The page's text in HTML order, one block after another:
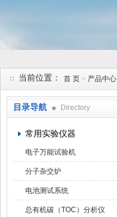
当前位置： 首 页 > 产品中心
目录导航 Directory
常用实验仪器
电子万能试验机
分子杂交炉
电池测试系统
总有机碳（TOC）分析仪